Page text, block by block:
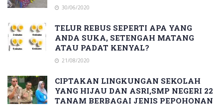
30/06/2020
TELUR REBUS SEPERTI APA YANG
ANDA SUKA, SETENGAH MATANG
ATAU PADAT KENYAL?
21/08/2020
CIPTAKAN LINGKUNGAN SEKOLAH
YANG HIJAU DAN ASRI,SMP NEGERI 22
TANAM BERBAGAI JENIS PEPOHONAN